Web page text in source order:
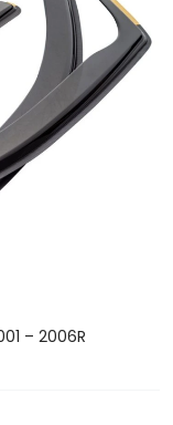
– 2006R